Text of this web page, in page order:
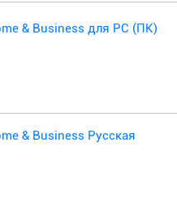
& Business для PC (ПК)
& Business Русская